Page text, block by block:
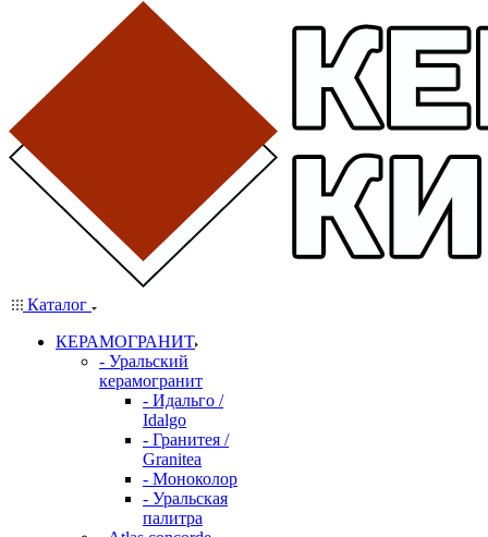
Каталог
КЕРАМОГРАНИТ
- Уральский
керамогранит
- Идальго /
Idalgo
- Гранитея /
Granitea
- Моноколор
- Уральская
палитра